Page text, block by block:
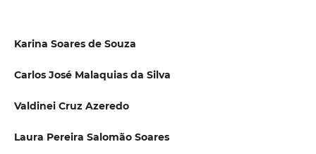
Karina Soares de Souza
Carlos José Malaquias da Silva
Valdinei Cruz Azeredo
Laura Pereira Salomão Soares